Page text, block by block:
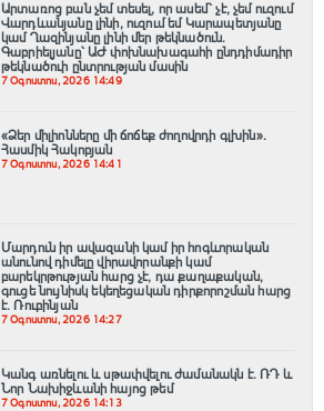
Արտառոց բան չեմ տեսել, որ ասեմ՝ չէ, չեմ ուզում
Վարդևանյանը լինի, ուզում եմ Կարապետյանը
կամ Ղազինյանը լինի մեր թեկնածուն.
Գաբրիելյանը՝ ԱԺ փոխնախագահի ընդդիմադիր
թեկնածուի ընտրության մասին
7 Օգոստոս, 2026 14:49
«Ձեր միլիոնները մի ճոճեք ժողովրդի գլխին».
Հասմիկ Հակոբյան
7 Օգոստոս, 2026 14:41
Մարդուն իր ավազանի կամ իր հոգևորական
անունով դիմելը վիրավորանքի կամ
բարեկրթության հարց չէ, դա քաղաքական,
գուցե նույնիսկ եկեղեցական դիրքորոշման հարց
է. Ռուբինյան
7 Օգոստոս, 2026 14:27
Կանգ առնելու և սթափվելու ժամանակն է․ ՌԴ և
Նոր Նախիջևանի հայոց թեմ
7 Օգոստոս, 2026 14:13